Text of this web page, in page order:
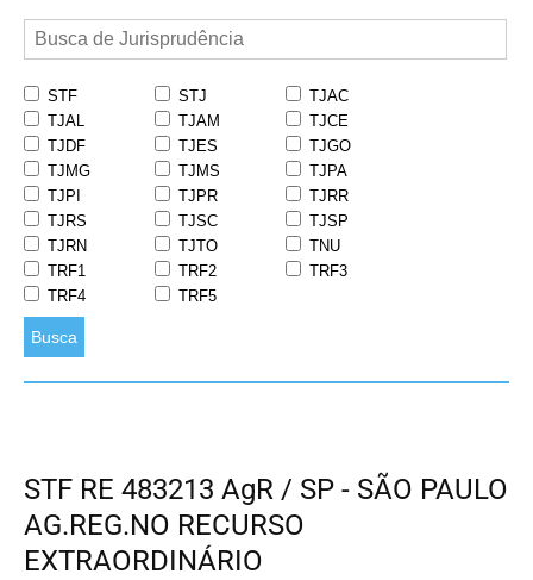
STF STJ
TJAC
TJAL
TJAM
TJCE
TJDF
TJES
TJGO
TJMG
TJMS
TJPA
TJPI
TJPR
TJRR
TJRS
TJSC
TJSP
TJRN
TJTO
TNU
TRF1
TRF2
TRF3
TRF4
TRF5
Busca
STF RE 483213 AgR / SP - SÃO PAULO
AG.REG.NO RECURSO
EXTRAORDINÁRIO